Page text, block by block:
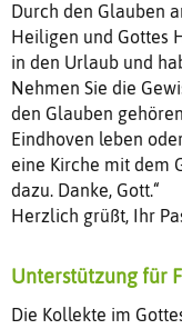
Durch den Glauben
Heiligen und Gottes
in den Urlaub und
Nehmen Sie die
den Glauben
Eindhoven leben
eine Kirche mit dem
dazu. Danke, Gott.“
Herzlich grüßt, Ihr
Unterstützung für
Die Kollekte im